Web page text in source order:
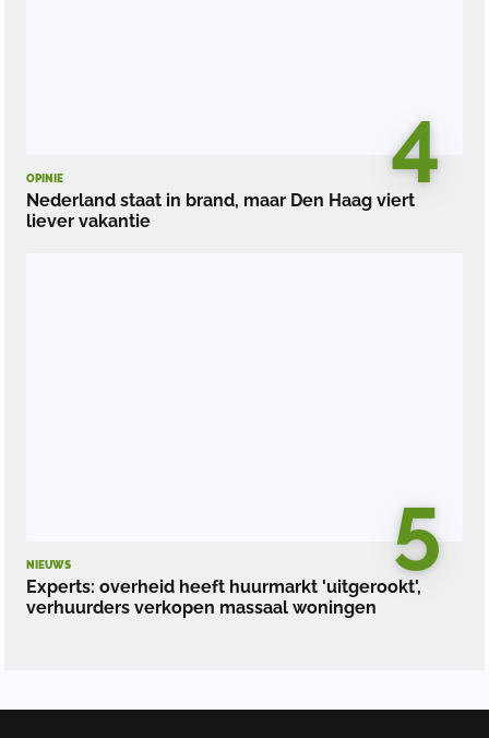
4
OPINIE
Nederland staat in brand, maar Den Haag viert
liever vakantie
5
NIEUWS
Experts: overheid heeft huurmarkt 'uitgerookt',
verhuurders verkopen massaal woningen